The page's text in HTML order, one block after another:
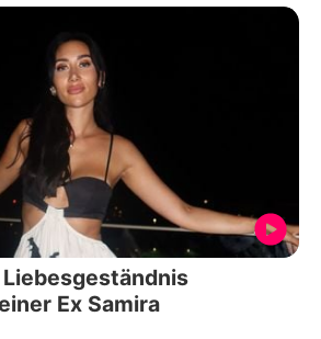
Liebesgeständnis
Ex Samira